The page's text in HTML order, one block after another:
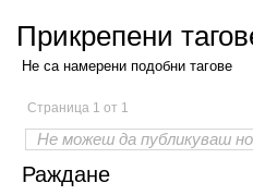
Прикрепени
Не са намерени подобни тагове
Страница 1 от 1
Не можеш да публикуваш
Раждане